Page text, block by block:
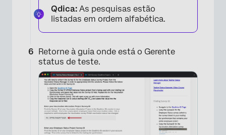
Qdica: As pesquisas estão
listadas em ordem alfabética.
Retorne à guia onde está o Gerente
status de teste.